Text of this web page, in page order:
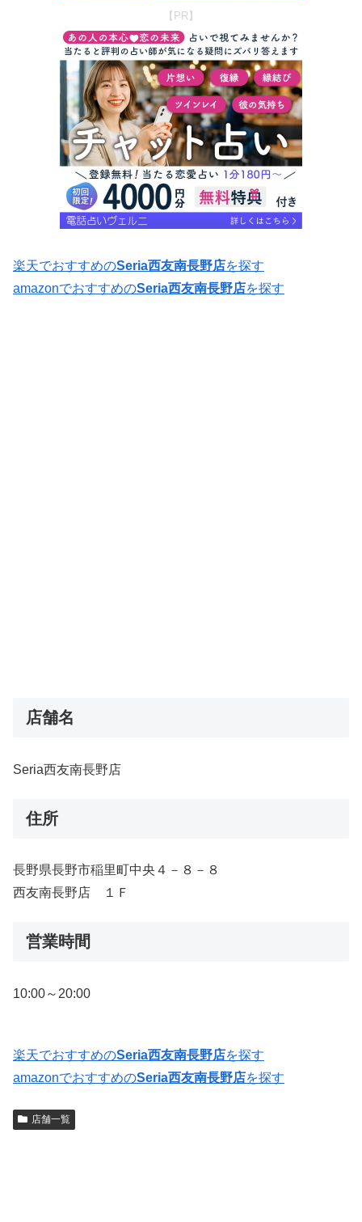
【PR】
楽天でおすすめのSeria西友南長野店を探す
amazonでおすすめのSeria西友南長野店を探す
店舗名
Seria西友南長野店
住所
長野県長野市稲里町中央４－８－８
西友南長野店 １Ｆ
営業時間
10:00～20:00
楽天でおすすめのSeria西友南長野店を探す
amazonでおすすめのSeria西友南長野店を探す
店舗一覧